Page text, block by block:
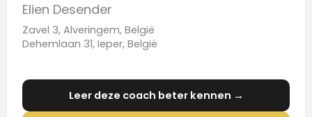
Elien Desender
Zavel 3, Alveringem, België
Dehemlaan 31, Ieper, België
Leer deze coach beter kennen →